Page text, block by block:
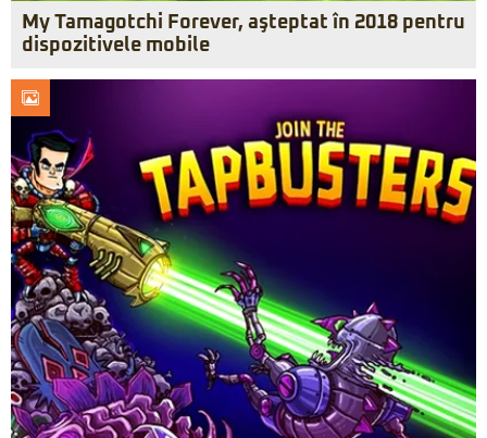
My Tamagotchi Forever, aşteptat în 2018 pentru
dispozitivele mobile